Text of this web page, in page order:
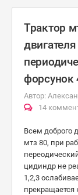
Трактор
форсунок
Автор:
14
Всем доброго
мтз 80, при
цидиндр не
1,2,3
прекращается